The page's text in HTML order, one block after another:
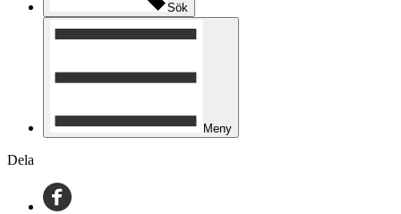
Sök
Meny
Dela